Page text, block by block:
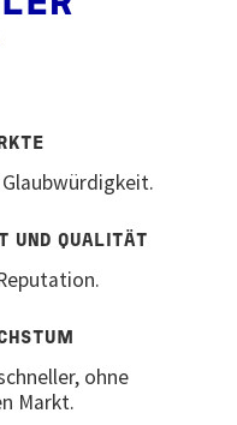
UND QUALITÄT
ohne
Markt.